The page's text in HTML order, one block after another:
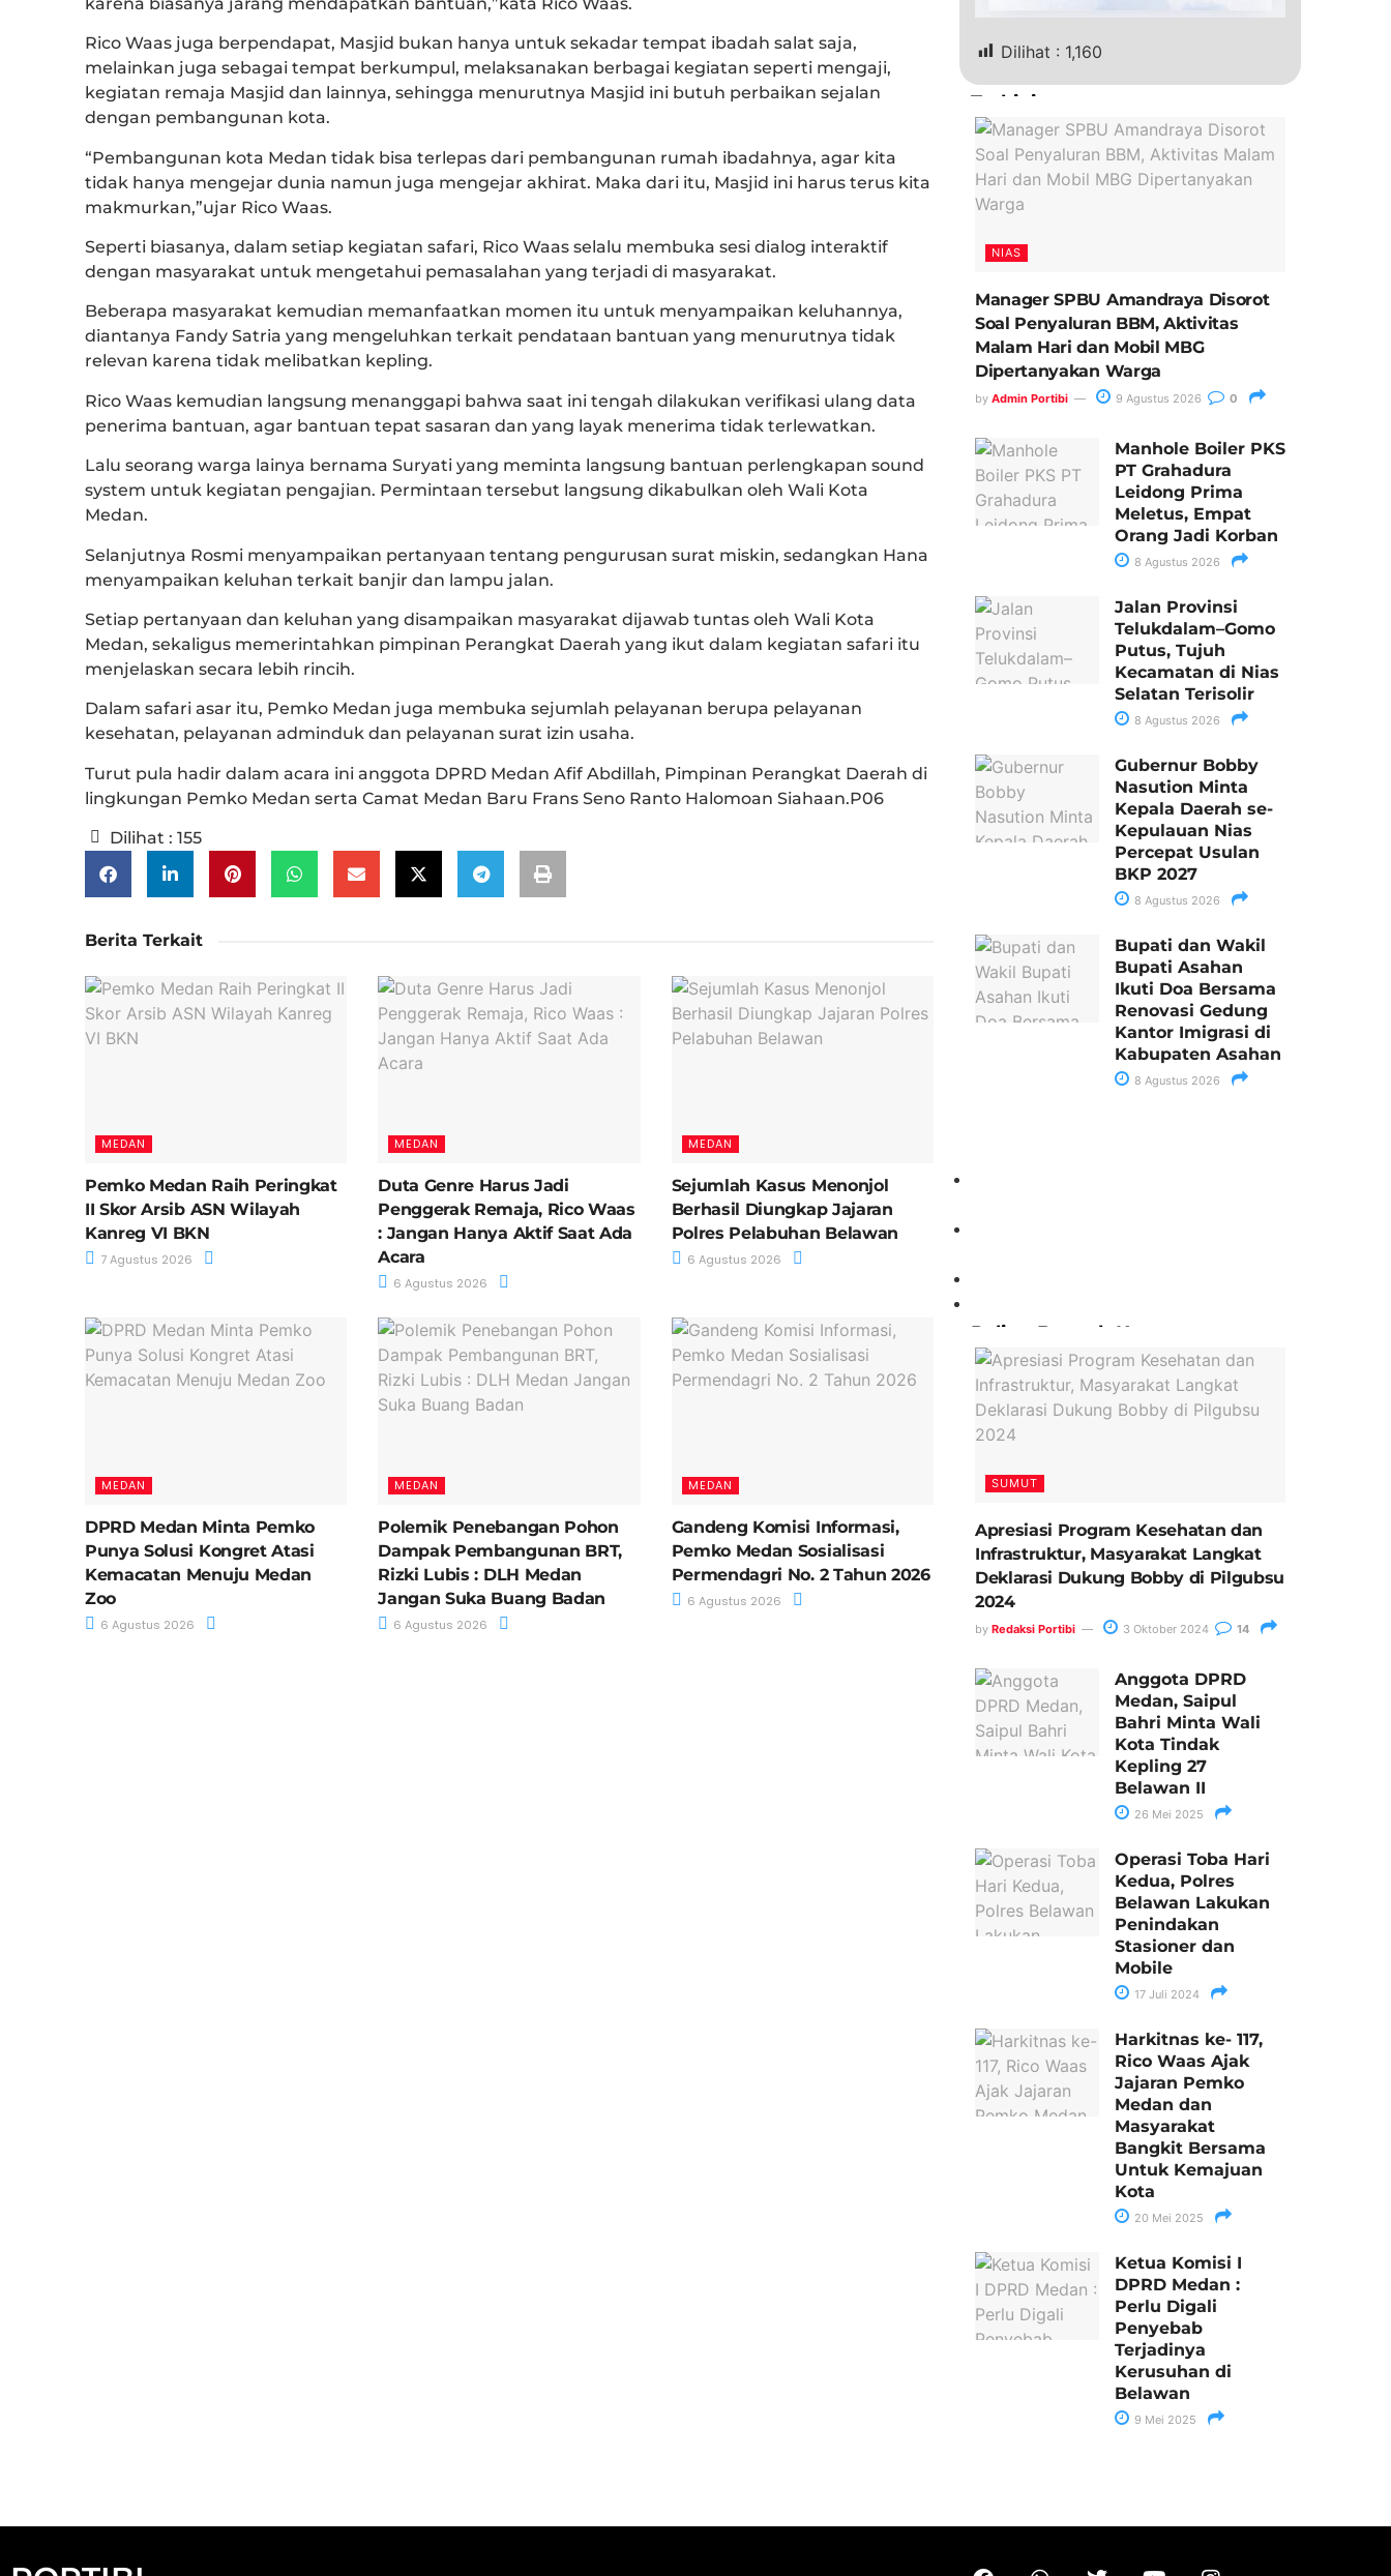
Rico Waas juga berpendapat, Masjid bukan hanya untuk sekadar tempat ibadah salat saja,
melainkan juga sebagai tempat berkumpul, melaksanakan berbagai kegiatan seperti mengaji,
kegiatan remaja Masjid dan lainnya, sehingga menurutnya Masjid ini butuh perbaikan sejalan
dengan pembangunan kota.
“Pembangunan kota Medan tidak bisa terlepas dari pembangunan rumah ibadahnya, agar kita
tidak hanya mengejar dunia namun juga mengejar akhirat. Maka dari itu, Masjid ini harus terus kita
makmurkan,”ujar Rico Waas.
Seperti biasanya, dalam setiap kegiatan safari, Rico Waas selalu membuka sesi dialog interaktif
dengan masyarakat untuk mengetahui pemasalahan yang terjadi di masyarakat.
Beberapa masyarakat kemudian memanfaatkan momen itu untuk menyampaikan keluhannya,
diantanya Fandy Satria yang mengeluhkan terkait pendataan bantuan yang menurutnya tidak
relevan karena tidak melibatkan kepling.
Rico Waas kemudian langsung menanggapi bahwa saat ini tengah dilakukan verifikasi ulang data
penerima bantuan, agar bantuan tepat sasaran dan yang layak menerima tidak terlewatkan.
Lalu seorang warga lainya bernama Suryati yang meminta langsung bantuan perlengkapan sound
system untuk kegiatan pengajian. Permintaan tersebut langsung dikabulkan oleh Wali Kota
Medan.
Selanjutnya Rosmi menyampaikan pertanyaan tentang pengurusan surat miskin, sedangkan Hana
menyampaikan keluhan terkait banjir dan lampu jalan.
Setiap pertanyaan dan keluhan yang disampaikan masyarakat dijawab tuntas oleh Wali Kota
Medan, sekaligus memerintahkan pimpinan Perangkat Daerah yang ikut dalam kegiatan safari itu
menjelaskan secara lebih rincih.
Dalam safari asar itu, Pemko Medan juga membuka sejumlah pelayanan berupa pelayanan
kesehatan, pelayanan adminduk dan pelayanan surat izin usaha.
Turut pula hadir dalam acara ini anggota DPRD Medan Afif Abdillah, Pimpinan Perangkat Daerah di
lingkungan Pemko Medan serta Camat Medan Baru Frans Seno Ranto Halomoan Siahaan.P06
Dilihat : 155
Berita Terkait
MEDAN
Pemko Medan Raih Peringkat
II Skor Arsib ASN Wilayah
Kanreg VI BKN
7 Agustus 2026
MEDAN
Duta Genre Harus Jadi
Penggerak Remaja, Rico Waas
: Jangan Hanya Aktif Saat Ada
Acara
6 Agustus 2026
MEDAN
Sejumlah Kasus Menonjol
Berhasil Diungkap Jajaran
Polres Pelabuhan Belawan
6 Agustus 2026
MEDAN
DPRD Medan Minta Pemko
Punya Solusi Kongret Atasi
Kemacatan Menuju Medan
Zoo
6 Agustus 2026
MEDAN
Polemik Penebangan Pohon
Dampak Pembangunan BRT,
Rizki Lubis : DLH Medan
Jangan Suka Buang Badan
6 Agustus 2026
MEDAN
Gandeng Komisi Informasi,
Pemko Medan Sosialisasi
Permendagri No. 2 Tahun 2026
6 Agustus 2026
Dilihat : 1,160
Terkini
NIAS
Manager SPBU Amandraya Disorot
Soal Penyaluran BBM, Aktivitas
Malam Hari dan Mobil MBG
Dipertanyakan Warga
by Admin Portibi 9 Agustus 2026 0
Manhole Boiler PKS
PT Grahadura
Leidong Prima
Meletus, Empat
Orang Jadi Korban
8 Agustus 2026
Jalan Provinsi
Telukdalam–Gomo
Putus, Tujuh
Kecamatan di Nias
Selatan Terisolir
8 Agustus 2026
Gubernur Bobby
Nasution Minta
Kepala Daerah se-
Kepulauan Nias
Percepat Usulan
BKP 2027
8 Agustus 2026
Bupati dan Wakil
Bupati Asahan
Ikuti Doa Bersama
Renovasi Gedung
Kantor Imigrasi di
Kabupaten Asahan
8 Agustus 2026
Paling Banyak Komentar
SUMUT
Apresiasi Program Kesehatan dan
Infrastruktur, Masyarakat Langkat
Deklarasi Dukung Bobby di Pilgubsu
2024
by Redaksi Portibi 3 Oktober 2024 14
Anggota DPRD
Medan, Saipul
Bahri Minta Wali
Kota Tindak
Kepling 27
Belawan II
26 Mei 2025
Operasi Toba Hari
Kedua, Polres
Belawan Lakukan
Penindakan
Stasioner dan
Mobile
17 Juli 2024
Harkitnas ke- 117,
Rico Waas Ajak
Jajaran Pemko
Medan dan
Masyarakat
Bangkit Bersama
Untuk Kemajuan
Kota
20 Mei 2025
Ketua Komisi I
DPRD Medan :
Perlu Digali
Penyebab
Terjadinya
Kerusuhan di
Belawan
9 Mei 2025